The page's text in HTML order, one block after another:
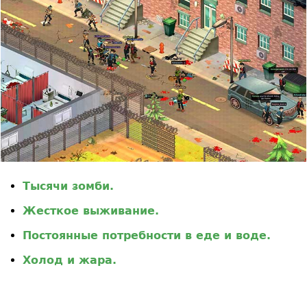
Тысячи зомби.
Жесткое выживание.
Постоянные потребности в еде и воде.
Холод и жара.